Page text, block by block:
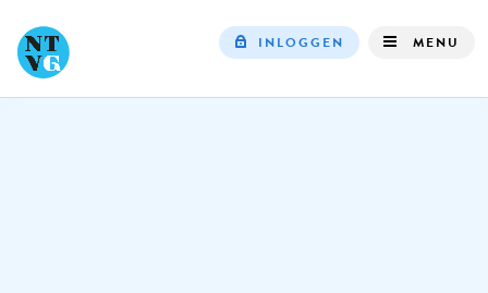
INLOGGEN MENU